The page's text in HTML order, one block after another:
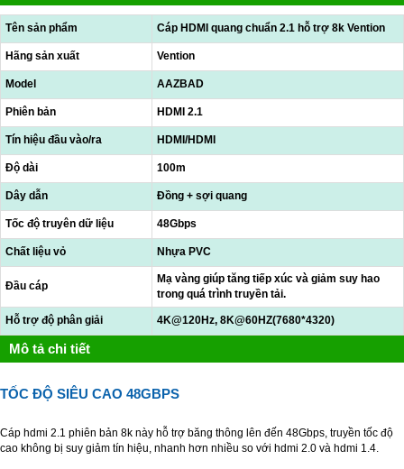
Tên sản phẩm Cáp HDMI quang chuẩn 2.1 hỗ trợ 8k Vention
Hãng sản xuất Vention
Model AAZBAD
Phiên bản HDMI 2.1
Tín hiệu đầu vào/ra HDMI/HDMI
Độ dài 100m
Dây dẫn Đồng + sợi quang
Tốc độ truyên dữ liệu 48Gbps
Chất liệu vỏ Nhựa PVC
Đầu cáp
Mạ vàng giúp tăng tiếp xúc và giảm suy hao
trong quá trình truyền tải.
Hỗ trợ độ phân giải 4K@120Hz, 8K@60HZ(7680*4320)
Mô tả chi tiết
TỐC ĐỘ SIÊU CAO 48GBPS
Cáp hdmi 2.1 phiên bản 8k này hỗ trợ băng thông lên đến 48Gbps, truyền tốc độ
cao không bị suy giảm tín hiệu, nhanh hơn nhiều so với hdmi 2.0 và hdmi 1.4.